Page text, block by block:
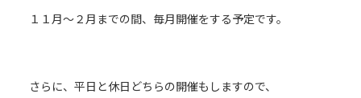
１１月～２月までの間、毎月開催をする予定です。
さらに、平日と休日どちらの開催もしますので、